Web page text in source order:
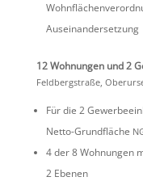
Auseinandersetzung
12 Wohnungen und 2
Feldberg­straße,
Für die 2
Netto-Grund­fläche
4 der 8 Wohnungen
2 Ebenen